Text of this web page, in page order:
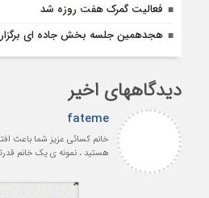
فعالیت گمرک هفت روزه شد
هجدهمین جلسه بخش جاده ای
دیدگاههای اخیر
fateme
خانم کسائی عزیز شما باعث
هستید ، نمونه ی یک خانم